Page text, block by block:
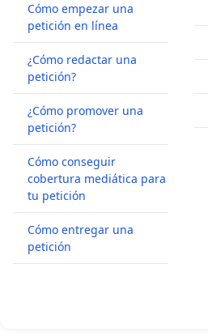
Cómo empezar una
petición en línea
¿Cómo redactar una
petición?
¿Cómo promover una
petición?
Cómo conseguir
cobertura mediática para
tu petición
Cómo entregar una
petición